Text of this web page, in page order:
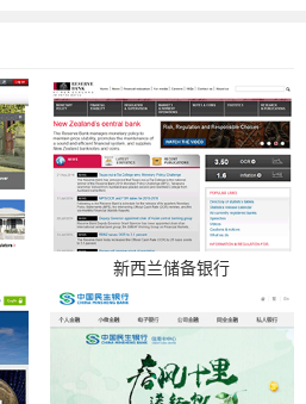
新西兰储备银行